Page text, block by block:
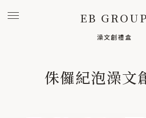
EB GROUP
BRANDS
澡文創禮盒
侏儸紀泡澡文